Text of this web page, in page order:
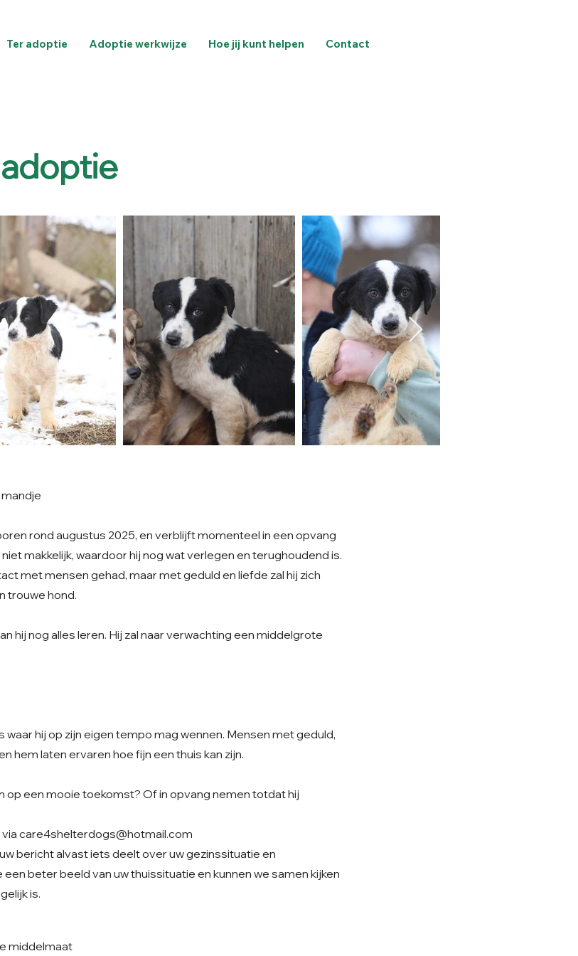
Ter adoptie Adoptie werkwijze Hoe jij kunt helpen Contact
rond augustus 2025, en verblijft momenteel in een opvang
makkelijk, waardoor hij nog wat verlegen en terughoudend is.
met mensen gehad, maar met geduld en liefde zal hij zich
trouwe hond.
hij nog alles leren. Hij zal naar verwachting een middelgrote
waar hij op zijn eigen tempo mag wennen. Mensen met geduld,
hem laten ervaren hoe fijn een thuis kan zijn.
op een mooie toekomst? Of in opvang nemen totdat hij
care4shelterdogs@hotmail.com
bericht alvast iets deelt over uw gezinssituatie en
beter beeld van uw thuissituatie en kunnen we samen kijken
is.
middelmaat